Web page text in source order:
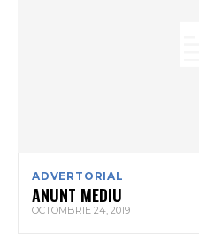
ADVERTORIAL
ANUNT MEDIU
OCTOMBRIE 24, 2019